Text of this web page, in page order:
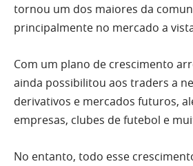
tornou um dos maiores da
principalmente no mercado a
Com um plano de crescimento
ainda possibilitou aos traders a
derivativos e mercados futuros,
empresas, clubes de futebol e
No entanto, todo esse